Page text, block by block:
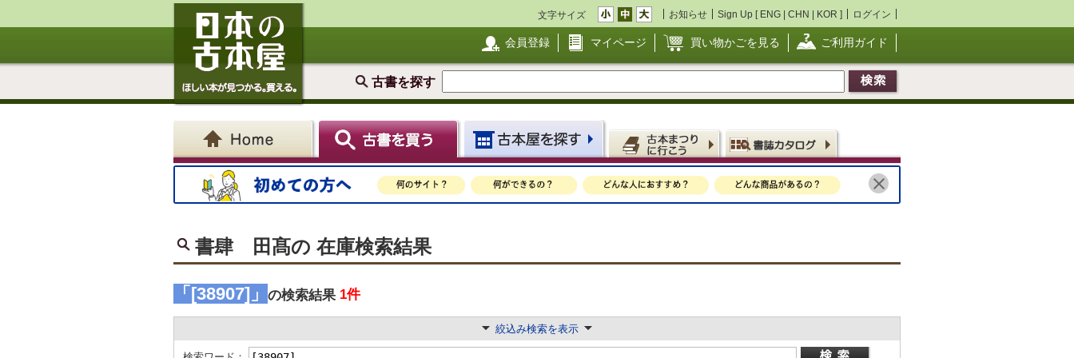
文字サイズ お知らせ Sign Up [ ENG | CHN | KOR ] ログイン
会員登録 マイページ 買い物かごを見る ご利用ガイド
古書を探す
書肆 田髙の 在庫検索結果
「[38907]」 の検索結果 1件
絞込み検索を表示